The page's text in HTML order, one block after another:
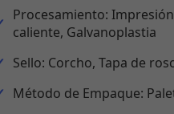
Procesamiento:
caliente, Galvanoplastia
Sello: Corcho, Tapa de
Método de Empaque: